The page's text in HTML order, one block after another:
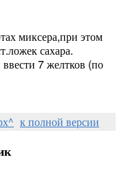
миксера,при этом
сахара.
7 желтков (по
к полной версии